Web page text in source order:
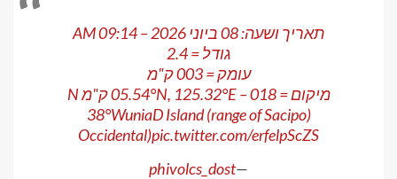
תאריך ושעה: 08 ביוני 2026 – 09:14 AM
גודל = 2.4
עומק = 003 ק"מ
מיקום = 05.54°N, 125.32°E – 018 ק"מ N
38°WuniaD Island (range of Sacipo)
Occidental)pic.twitter.com/erfelpScZS
—
phivolcs_dost